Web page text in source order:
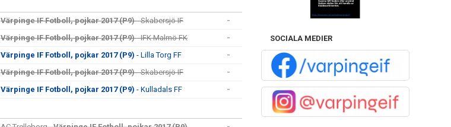
Värpinge IF Fotboll, pojkar 2017 (P9)- Skabersjö IF
-
Värpinge IF Fotboll, pojkar 2017 (P9)- IFK Malmö FK
-
Värpinge IF Fotboll, pojkar 2017 (P9) - Lilla Torg FF
-
Värpinge IF Fotboll, pojkar 2017 (P9)- Skabersjö IF
-
Värpinge IF Fotboll, pojkar 2017 (P9) - Kulladals FF -
SOCIALA MEDIER